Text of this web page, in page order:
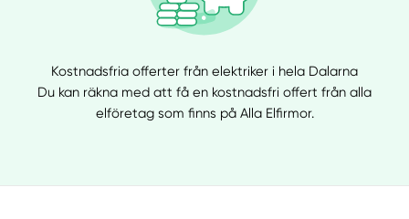
Kostnadsfria offerter från elektriker i hela Dalarna
Du kan räkna med att få en kostnadsfri offert från alla
elföretag som finns på Alla Elfirmor.